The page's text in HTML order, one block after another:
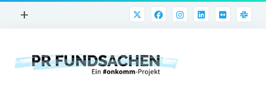
Menü
+
PR@h_da